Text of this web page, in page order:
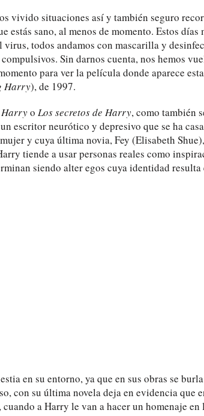
vivido situaciones así y también seguro
estás sano, al menos de momento. Estos días
virus, todos andamos con mascarilla y
Sin darnos cuenta, nos hemos
para ver la película donde aparece
Harry), de 1997.
Harryo Los secretos de Harry, como también
escritor neurótico y depresivo que se ha
y cuya última novia, Fey (Elisabeth
tiende a usar personas reales como
siendo alter egos cuya identidad
en su entorno, ya que en sus obras se
con su última novela deja en evidencia que
cuando a Harry le van a hacer un homenaje